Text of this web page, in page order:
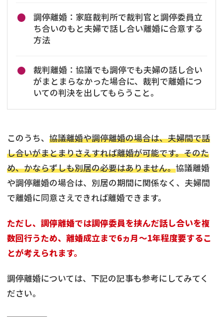
調停離婚：家庭裁判所で裁判官と調停委員立
ち合いのもと夫婦で話し合い離婚に合意する
方法
裁判離婚：協議でも調停でも夫婦の話し合い
がまとまらなかった場合に、裁判で離婚につ
いての判決を出してもらうこと。
このうち、 協議離婚や調停離婚の場合は、夫婦間で話
し合いがまとまりさえすれば離婚が可能です。そのた
め、かならずしも別居の必要はありません。協議離婚
や調停離婚の場合は、別居の期間に関係なく、夫婦間
で離婚に同意さえできれば離婚できます。
ただし、調停離婚では調停委員を挟んだ話し合いを複
数回行うため、離婚成立まで6ヵ月～1年程度要するこ
とが考えられます。
調停離婚については、下記の記事も参考にしてみてく
ださい。